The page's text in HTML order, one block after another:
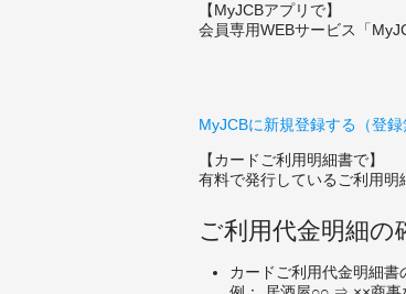
【MyJCBアプリで】
会員専用WEBサービス「
MyJCBに新規登録する（登録
【カードご利用明細書で】
有料で発行しているご利用明
ご利用代金明細
カードご利用代金明細書